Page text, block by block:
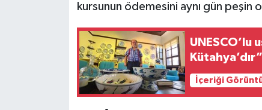
kursunun ödemesini aynı gün
Kütahya’dır”
İçeriği